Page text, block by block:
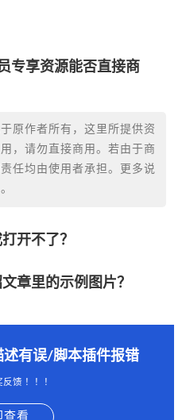
专享资源能否直接商
原作者所有，这里所提供资
，请勿直接商用。若由于商
任均由使用者承担。更多说
开不了？
章里的示例图片？
述有误/脚本插件报错
馈 ！！！
查看